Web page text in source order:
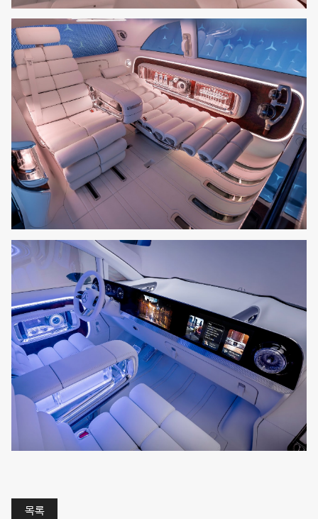
목록